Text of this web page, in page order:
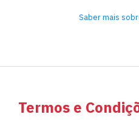
Saber mais
Termos e